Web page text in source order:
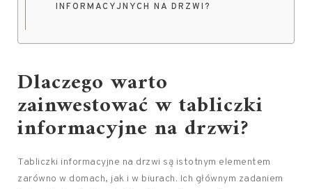
INFORMACYJNYCH NA DRZWI?
Dlaczego warto
zainwestować w tabliczki
informacyjne na drzwi?
Tabliczki informacyjne na drzwi są istotnym elementem
zarówno w domach, jak i w biurach. Ich głównym zadaniem